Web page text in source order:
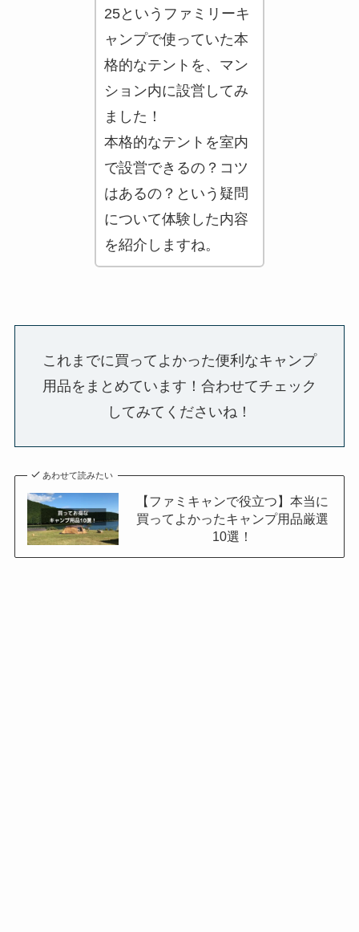
25というファミリーキ
ャンプで使っていた本
格的なテントを、マン
ション内に設営してみ
ました！
本格的なテントを室内
で設営できるの？コツ
はあるの？という疑問
について体験した内容
を紹介しますね。
これまでに買ってよかった便利なキャンプ
用品をまとめています！合わせてチェック
してみてくださいね！
あわせて読みたい
【ファミキャンで役立つ】本当に
買ってよかったキャンプ用品厳選
10選！